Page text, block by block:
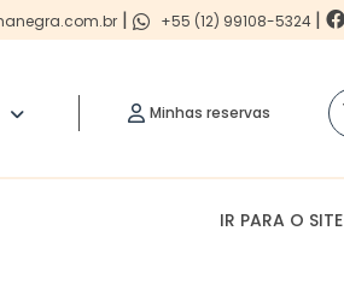
| +55 (12) 99108-5324 |
Minhas reservas
IR PARA O SITE